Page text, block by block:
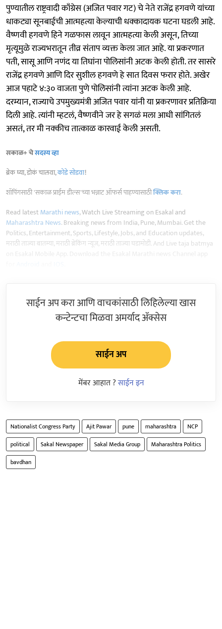
पुण्यातील राष्ट्रवादी काँग्रेस (अजित पवार गट) चे नेते राजेंद्र हगवणे यांच्या
धाकट्या सूनबाईची आत्महत्या केल्याची धक्कादायक घटना घडली आहे.
वैष्णवी हगवणे हिने गळफास लावून आत्महत्या केली असून, तिच्या
मृत्यूमुळे राज्यभरातून तीव्र संताप व्यक्त केला जात आहे. या प्रकरणात
पती, सासू आणि नणंद या तिघांना पोलिसांनी अटक केली होती. तर सासरे
राजेंद्र हगवणे आणि दिर सुशील हगवणे हे सात दिवस फरार होते. अखेर
आज पहाटे ४:३० वाजता पुणे पोलिसांनी त्यांना अटक केली आहे.
दरम्यान, राज्याचे उपमुख्यमंत्री अजित पवार यांनी या प्रकरणावर प्रतिक्रिया
दिली आहे. त्यांनी म्हटलं, वैष्णवीने जर हे सगळं मला आधी सांगितलं
असतं, तर मी नक्कीच तात्काळ कारवाई केली असती.
सकाळ+ चेसदस्य व्हा
ब्रेक घ्या, डोकं चालवा,कोडे सोडवा!
शॉपिंगसाठी 'सकाळ प्राईम डील्स'च्या भन्नाट ऑफर्स पाहण्यासाठीक्लिक करा.
Read latestMarathi news, Watch Live Streaming on Esakal and
Maharashtra News. Breaking news from India, Pune, Mumbai. Get the
Politics, Entertainment, Sports, Lifestyle, Jobs, and Education updates,
मराठी ताज्या बातम्या, मराठी ब्रेकिंग न्यूज, मराठी ताज्या घडामोडी. And Live taja batmya
साईन अप करा आणि वाचकांसाठी लिहिलेल्या खास
कन्टेन्टचा मिळवा अमर्याद ॲक्सेस
साईन अप
मेंबर आहात ?साईन इन
Nationalist Congress Party Ajit Pawar pune maharashtra
NCP
political
Sakal Newspaper Sakal Media Group
Maharashtra Politics
bavdhan